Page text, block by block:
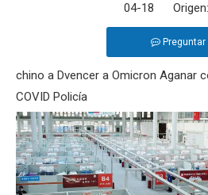
04-18 Origen:
Preguntar
chino a Dvencer a Omicron Aganar
COVID Policía